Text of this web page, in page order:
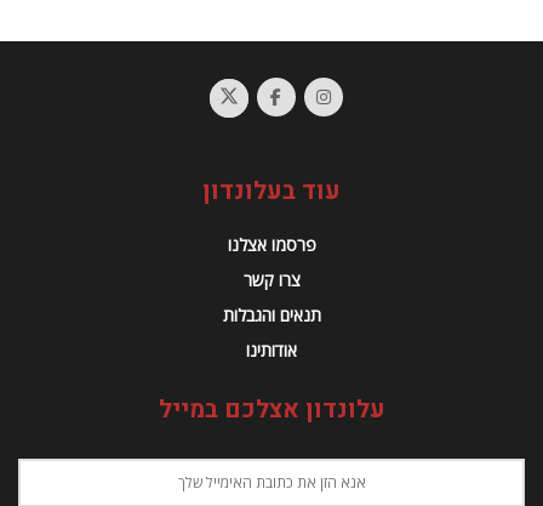
עוד בעלונדון
פרסמו אצלנו
צרו קשר
תנאים והגבלות
אודותינו
עלונדון אצלכם במייל